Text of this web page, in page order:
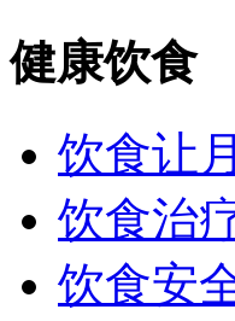
健康
饮食让
饮食治
饮食安